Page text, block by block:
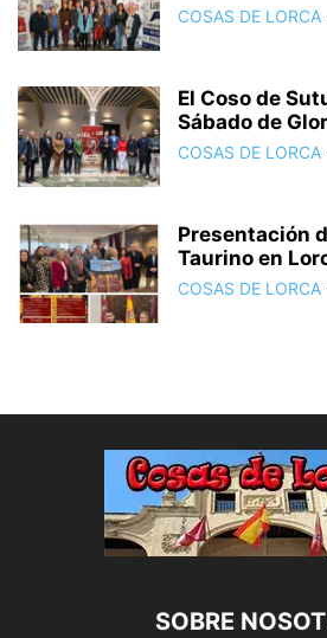
COSAS DE LORCA
El Coso de
Sábado de
COSAS DE LORCA
Presentación
Taurino en
COSAS DE LORCA
SOBRE